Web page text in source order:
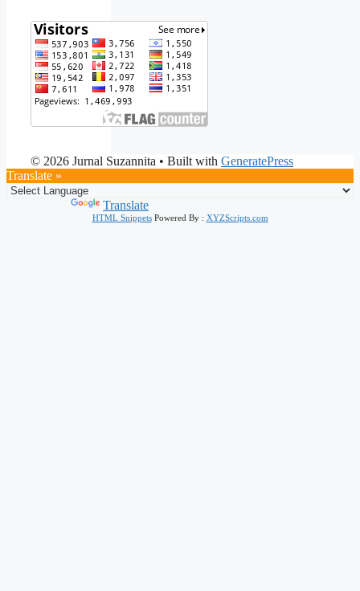
© 2026 Jurnal Suzannita • Built with GeneratePress
Translate »
Translate
HTML SnippetsPowered By : XYZScripts.com